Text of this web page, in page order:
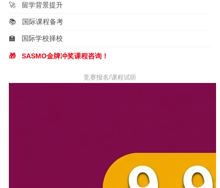
🚀 留学背景提升
📚 国际课程备考
🏫 国际学校择校
🎁 SASMO金牌冲奖课程咨询！
竞赛报名/课程试听